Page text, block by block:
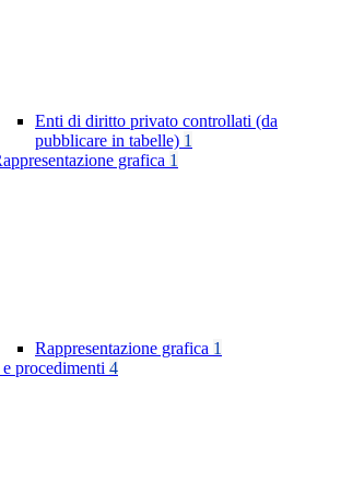
Enti di diritto privato controllati (da
pubblicare in tabelle) 1
grafica 1
Rappresentazione grafica 1
procedimenti 4